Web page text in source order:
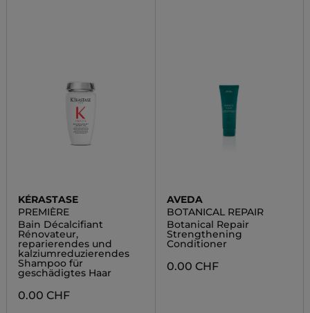
KÉRASTASE
PREMIÈRE
Bain Décalcifiant
Rénovateur,
reparierendes und
kalziumreduzierendes
Shampoo für
geschädigtes Haar
0.00 CHF
AVEDA
BOTANICAL REPAIR
Botanical Repair
Strengthening
Conditioner
0.00 CHF